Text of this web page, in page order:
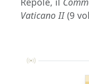
Vaticano II(9